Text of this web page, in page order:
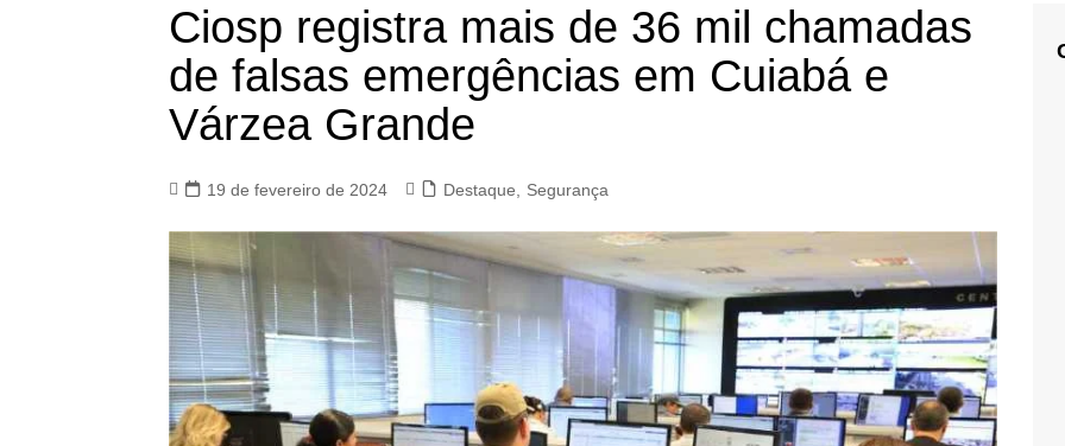
Ciosp registra mais de 36 mil chamadas
de falsas emergências em Cuiabá e
Várzea Grande
19 de fevereiro de 2024 Destaque Segurança